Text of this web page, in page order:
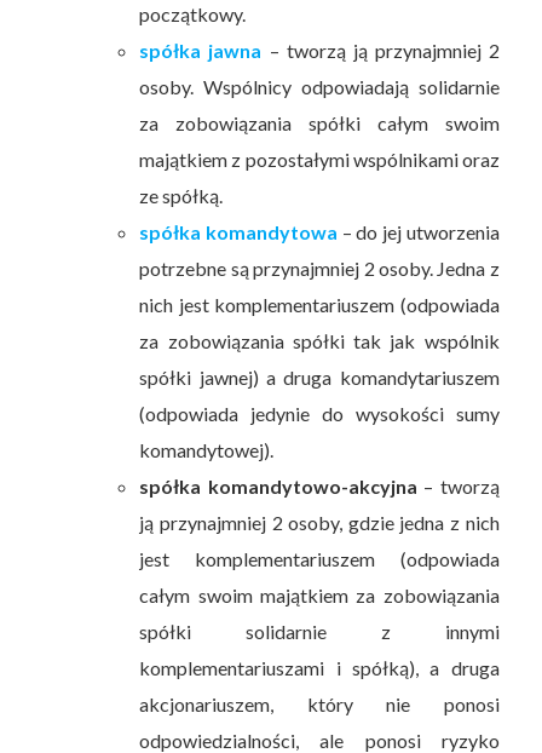
początkowy.
spółka jawna – tworzą ją przynajmniej 2
osoby. Wspólnicy odpowiadają solidarnie
za zobowiązania spółki całym swoim
majątkiem z pozostałymi wspólnikami oraz
ze spółką.
spółka komandytowa – do jej utworzenia
potrzebne są przynajmniej 2 osoby. Jedna z
nich jest komplementariuszem (odpowiada
za zobowiązania spółki tak jak wspólnik
spółki jawnej) a druga komandytariuszem
(odpowiada jedynie do wysokości sumy
komandytowej).
spółka komandytowo-akcyjna – tworzą
ją przynajmniej 2 osoby, gdzie jedna z nich
jest komplementariuszem (odpowiada
całym swoim majątkiem za zobowiązania
spółki solidarnie z innymi
komplementariuszami i spółką), a druga
akcjonariuszem, który nie ponosi
odpowiedzialności, ale ponosi ryzyko